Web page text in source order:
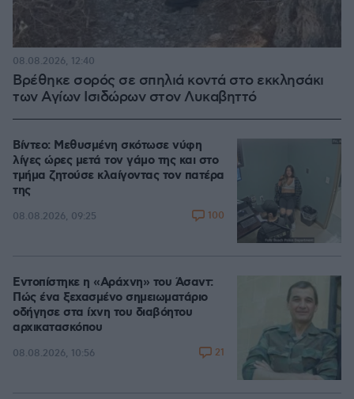
Βρέθηκε σορός σε σπηλιά κοντά στο εκκλησάκι
των Αγίων Ισιδώρων στον Λυκαβηττό
08.08.2026, 12:40
Βίντεο: Μεθυσμένη σκότωσε νύφη
λίγες ώρες μετά τον γάμο της και στο
τμήμα ζητούσε κλαίγοντας τον πατέρα
της
08.08.2026, 09:25 100
Εντοπίστηκε η «Αράχνη» του Άσαντ:
Πώς ένα ξεχασμένο σημειωματάριο
οδήγησε στα ίχνη του διαβόητου
αρχικατασκόπου
08.08.2026, 10:56 21